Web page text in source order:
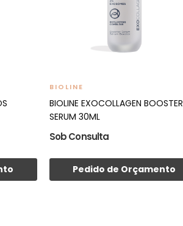
BIOLINE
BIOLINE EXOCOLLAGEN BOOSTER
SERUM 30ML
Sob Consulta
Pedido de Orçamento